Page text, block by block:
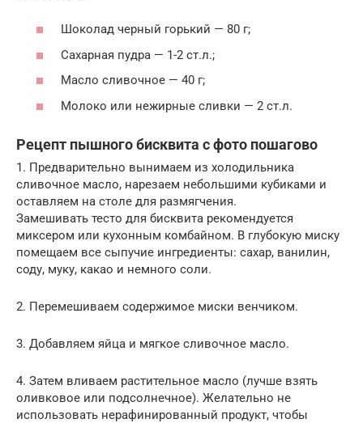
Шоколад черный горький — 80 г;
Сахарная пудра — 1-2 ст.л.;
Масло сливочное — 40 г;
Молоко или нежирные сливки — 2 ст.л.
Рецепт пышного бисквита с фото пошагово
1. Предварительно вынимаем из холодильника
сливочное масло, нарезаем небольшими кубиками и
оставляем на столе для размягчения.
Замешивать тесто для бисквита рекомендуется
миксером или кухонным комбайном. В глубокую миску
помещаем все сыпучие ингредиенты: сахар, ванилин,
соду, муку, какао и немного соли.
2. Перемешиваем содержимое миски венчиком.
3. Добавляем яйца и мягкое сливочное масло.
4. Затем вливаем растительное масло (лучше взять
оливковое или подсолнечное). Желательно не
использовать нерафинированный продукт, чтобы